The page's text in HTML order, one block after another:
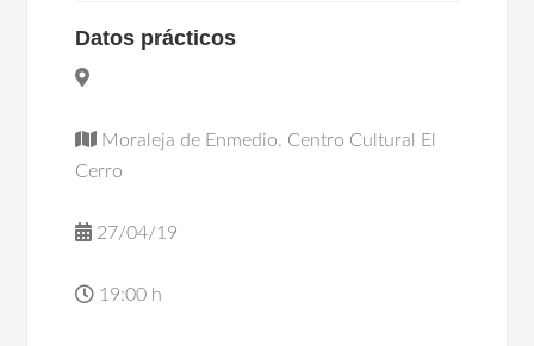
Datos prácticos
Moraleja de Enmedio. Centro Cultural El
Cerro
27/04/19
19:00 h